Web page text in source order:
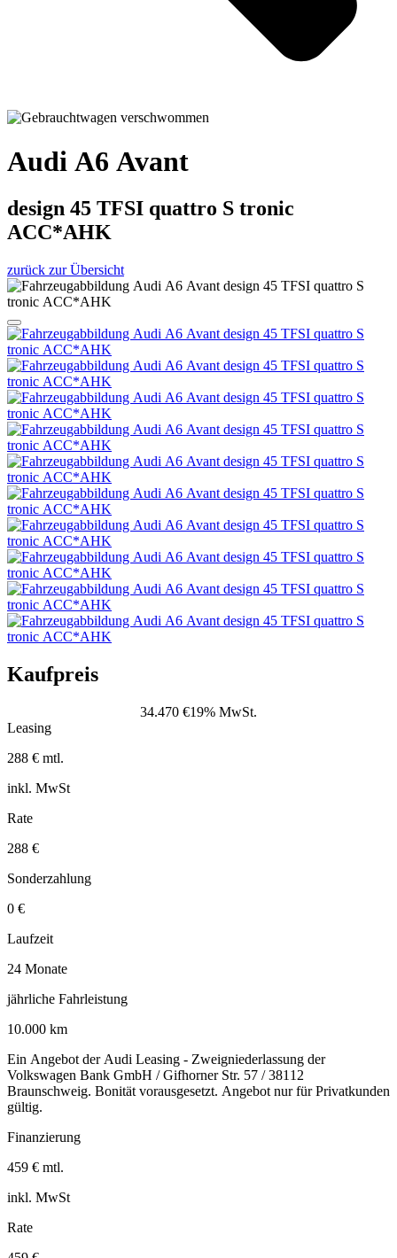
Audi A6 Avant
design 45 TFSI quattro S tronic
ACC*AHK
zurück zur Übersicht
Kaufpreis
34.470 €19% MwSt.
Leasing
288 € mtl.
inkl. MwSt
Rate
288 €
Sonderzahlung
0 €
Laufzeit
24 Monate
jährliche Fahrleistung
10.000 km
Ein Angebot der Audi Leasing - Zweigniederlassung der
Volkswagen Bank GmbH / Gifhorner Str. 57 / 38112
Braunschweig. Bonität vorausgesetzt. Angebot nur für Privatkunden
gültig.
Finanzierung
459 € mtl.
inkl. MwSt
Rate